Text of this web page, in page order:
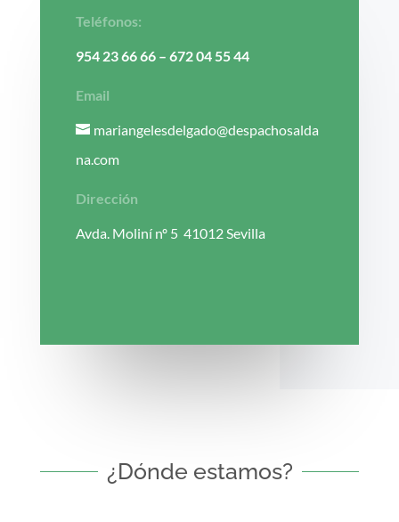
Teléfonos:
954 23 66 66– 672 04 55 44
Email
mariangelesdelgado@despachosalda
na.com
Dirección
Avda. Moliní nº 5 41012 Sevilla
¿Dónde estamos?